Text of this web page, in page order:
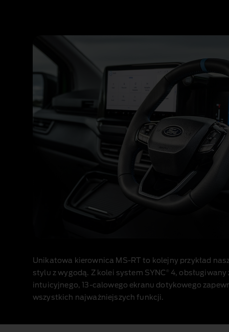
Unikatowa kierownica MS‑RT to kolejny przykład
stylu z wygodą. Z kolei system SYNC
4,
intuicyjnego, 13‑calowego ekranu dotykowego
wszystkich najważniejszych funkcji.